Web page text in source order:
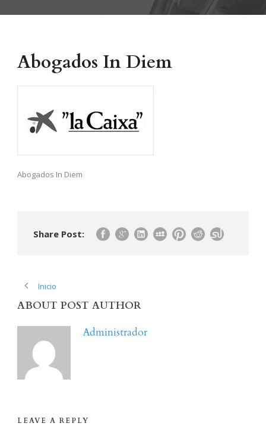
Abogados In Diem
Abogados In Diem
Share Post:
Inicio
ABOUT POST AUTHOR
Administrador
LEAVE A REPLY